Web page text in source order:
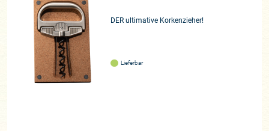
DER ultimative Korkenzieher!
Lieferbar